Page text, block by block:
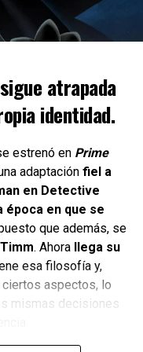
Studios, It’s in
por A+E Factual
Films y MTP.
por Kevin Misher y
Strahan, Constance
atrapada
identidad.
estrenó en Prime
adaptación fiel a
en Detective
época en que se
que además, se
. Ahora llega su
esa filosofía y,
ciertos aspectos, lo
mismas decisiones